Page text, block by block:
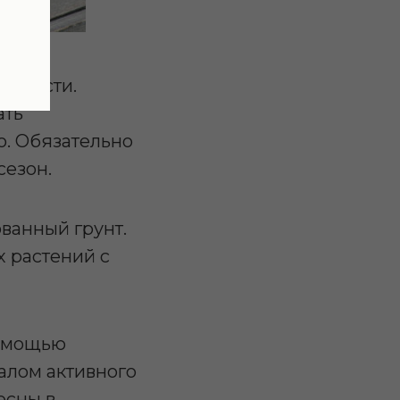
Обязательно
грунт.
растений с
активного